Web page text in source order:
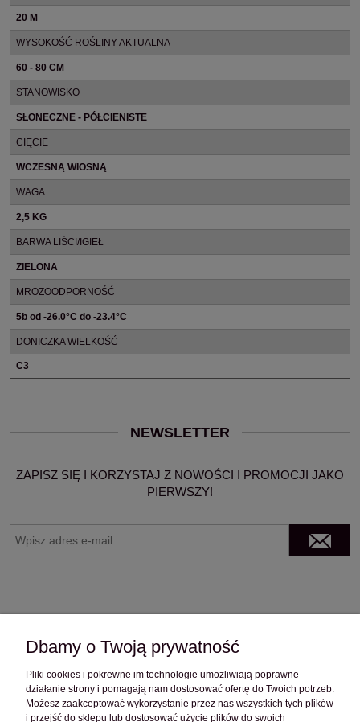
20 M
WYSOKOŚĆ ROŚLINY AKTUALNA
60 - 80 CM
STANOWISKO
SŁONECZNE - PÓŁCIENISTE
CIĘCIE
WCZESNĄ WIOSNĄ
WAGA
2,5 KG
BARWA LIŚCI/IGIEŁ
ZIELONA
MROZOODPORNOŚĆ
5b od -26.0°C do -23.4°C
DONICZKA WIELKOŚĆ
C3
NEWSLETTER
ZAPISZ SIĘ I KORZYSTAJ Z NOWOŚCI I PROMOCJI JAKO
PIERWSZY!
OBSŁUGA KLIENTA
Dbamy o Twoją prywatność
Pliki cookies i pokrewne im technologie umożliwiają poprawne
działanie strony i pomagają nam dostosować ofertę do Twoich potrzeb.
Możesz zaakceptować wykorzystanie przez nas wszystkich tych plików
i przejść do sklepu lub dostosować użycie plików do swoich